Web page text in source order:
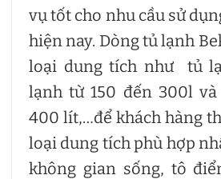
vụ tốt cho nhu cầu sử
hiện nay. Dòng tủ lạnh
loại dung tích như tủ
lạnh từ 150 đến 300l
400 lít,…để khách hàng
loại dung tích phù hợp
không gian sống, tô